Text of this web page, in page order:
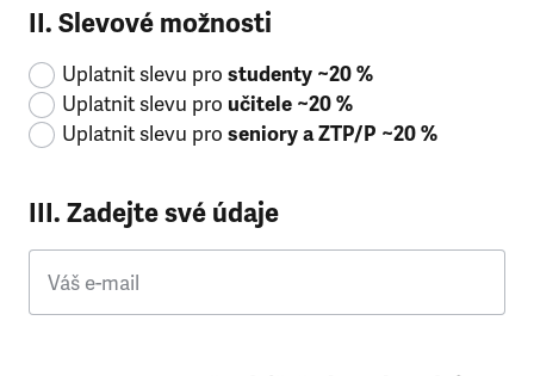
II. Slevové možnosti
Uplatnit slevu pro studenty ~20 %
Uplatnit slevu pro učitele ~20 %
Uplatnit slevu pro seniory a ZTP/P ~20 %
III. Zadejte své údaje
Váš e-mail